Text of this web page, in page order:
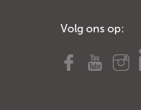
Volg ons op: